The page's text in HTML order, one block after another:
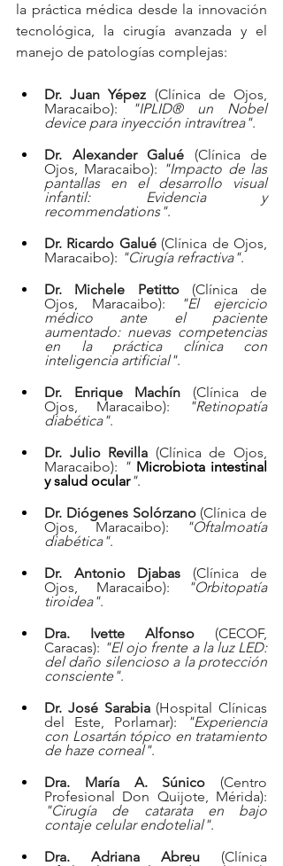
la práctica médica desde la innovación
tecnológica, la cirugía avanzada y el
manejo de patologías complejas:
Dr. Juan Yépez (Clínica de Ojos,
Maracaibo): "IPLID® un Nobel
device para inyección intravítrea".
Dr. Alexander Galué (Clínica de
Ojos, Maracaibo): "Impacto de las
pantallas en el desarrollo visual
infantil: Evidencia y
recommendations".
Dr. Ricardo Galué (Clínica de Ojos,
Maracaibo): "Cirugía refractiva".
Dr. Michele Petitto (Clínica de
Ojos, Maracaibo):
"El ejercicio
médico ante el paciente
aumentado: nuevas competencias
en la práctica clínica con
inteligencia artificial".
Dr. Enrique Machín (Clínica de
Ojos, Maracaibo):
"Retinopatía
diabética".
Dr. Julio Revilla (Clínica de Ojos,
Maracaibo): " Microbiota intestinal
y salud ocular".
Dr. Diógenes Solórzano (Clínica de
Ojos, Maracaibo):
"Oftalmoatía
diabética".
Dr. Antonio Djabas (Clínica de
Ojos, Maracaibo):
"Orbitopatía
tiroidea".
Dra. Ivette Alfonso (CECOF,
Caracas): "El ojo frente a la luz LED:
del daño silencioso a la protección
consciente".
Dr. José Sarabia (Hospital Clínicas
del Este, Porlamar): "Experiencia
con Losartán tópico en tratamiento
de haze corneal".
Dra. María A. Súnico (Centro
"Cirugía de catarata en bajo
contaje celular endotelial".
Dra. Adriana Abreu (Clínica